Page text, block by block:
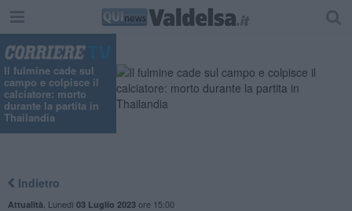
Il fulmine cade sul
campo e colpisce il
calciatore: morto
durante la partita in
Thailandia
Indietro
Attualità Lunedì 03 Luglio 2023ore 15:00